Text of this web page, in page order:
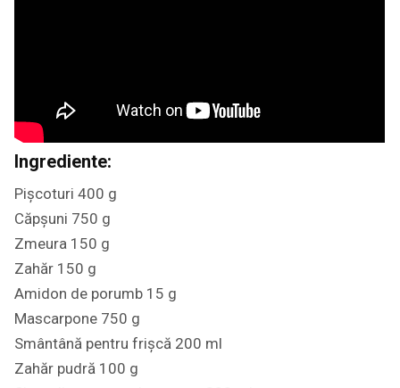
Ingrediente:
Pișcoturi 400 g
Căpșuni 750 g
Zmeura 150 g
Zahăr 150 g
Amidon de porumb 15 g
Mascarpone 750 g
Smântână pentru frișcă 200 ml
Zahăr pudră 100 g